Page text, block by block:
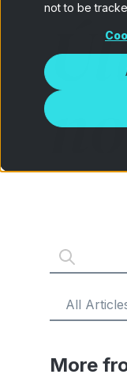
not to be
More